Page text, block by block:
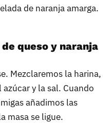
de naranja amarga.
queso y naranja
Mezclaremos la harina,
y la sal. Cuando
añadimos las
masa se ligue.